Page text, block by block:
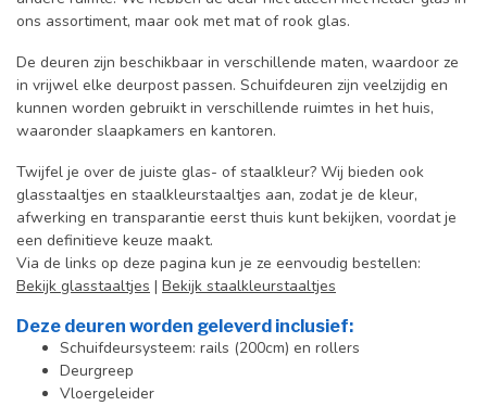
ons assortiment, maar ook met mat of rook glas.
De deuren zijn beschikbaar in verschillende maten, waardoor ze
in vrijwel elke deurpost passen. Schuifdeuren zijn veelzijdig en
kunnen worden gebruikt in verschillende ruimtes in het huis,
waaronder slaapkamers en kantoren.
Twijfel je over de juiste glas- of staalkleur? Wij bieden ook
glasstaaltjes en staalkleurstaaltjes aan, zodat je de kleur,
afwerking en transparantie eerst thuis kunt bekijken, voordat je
een definitieve keuze maakt.
Via de links op deze pagina kun je ze eenvoudig bestellen:
Bekijk glasstaaltjes | Bekijk staalkleurstaaltjes
Deze deuren worden geleverd inclusief:
Schuifdeursysteem: rails (200cm) en rollers
Deurgreep
Vloergeleider